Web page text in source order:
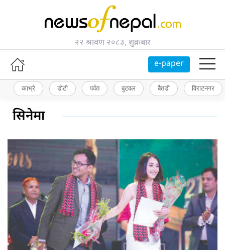
२२ श्रावण २०८३, शुक्रबार
e-paper
काभ्रे डोटी पर्वत बुटवल बैतडी विराटनगर
सिनेमा